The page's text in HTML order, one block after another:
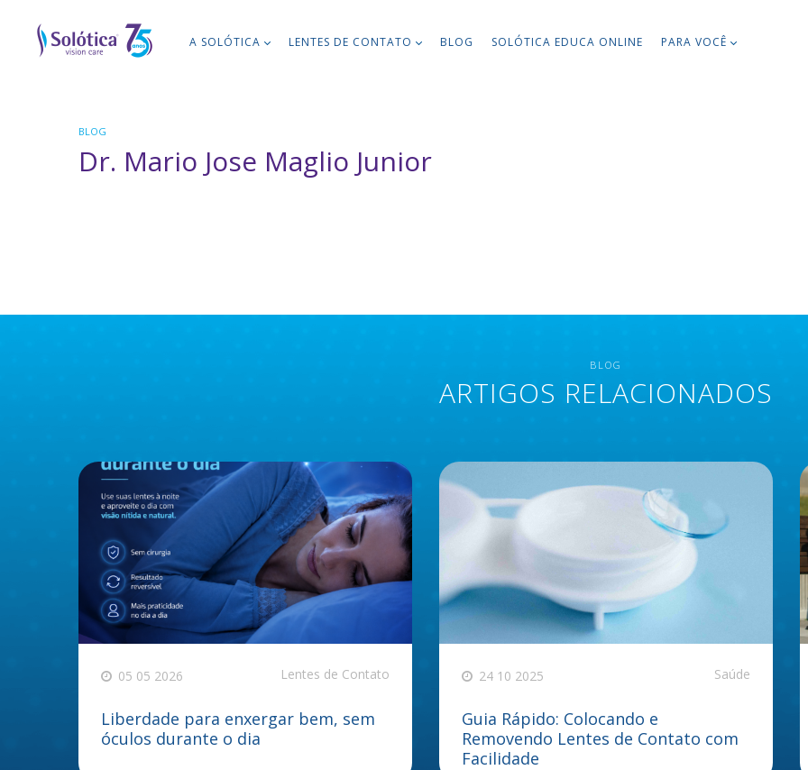
A SOLÓTICA LENTES DE CONTATO BLOG SOLÓTICA EDUCA ONLINE PARA VOCÊ
BLOG
Dr. Mario Jose Maglio Junior
BLOG
ARTIGOS RELACIONADOS
05 05 2026 Lentes de Contato
Liberdade para enxergar bem, sem
óculos durante o dia
24 10 2025 Saúde
Guia Rápido: Colocando e
Removendo Lentes de Contato com
Facilidade